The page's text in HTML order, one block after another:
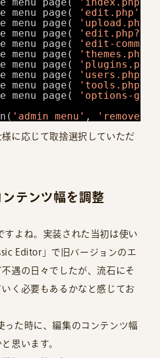
'edit.php'
'upload.php'
'edit-
'themes.php'
'plugins.php'
'users.php'
'tools.php'
'options-
'admin_menu' ,
に応じて取捨選択していただ
テンツ幅を調整
よね。実装された当初は使い
Editor」で旧バージョンのエ
遇の日々でしたが、流石にそ
く必要もあるかなと感じてお
た時に、編集のコンテンツ幅
思います。